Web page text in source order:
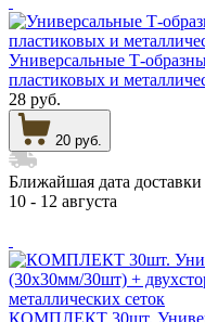
Универсальные Т-
пластиковых и
28 руб.
20 руб.
Ближайшая дата доставки
10 - 12 августа
КОМПЛЕКТ 30шт.